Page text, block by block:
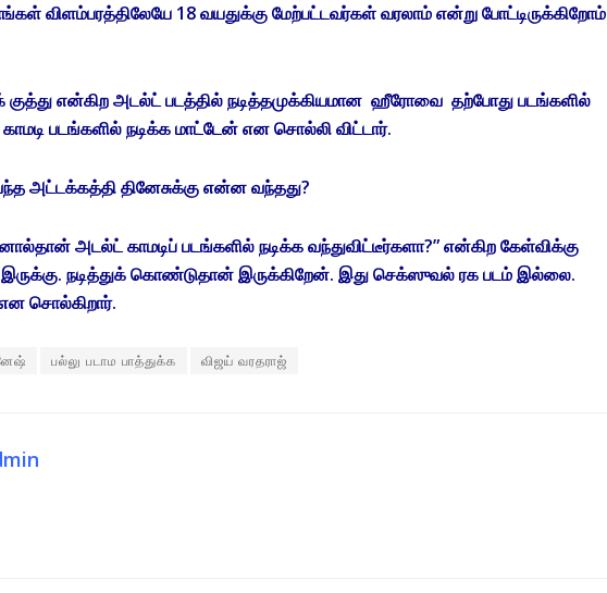
விளம்பரத்திலேயே 18 வயதுக்கு மேற்பட்டவர்கள் வரலாம் என்று போட்டிருக்கிறோம்
குத்து என்கிற அடல்ட் படத்தில் நடித்தமுக்கியமான ஹீரோவை தற்போது படங்களில்
படங்களில் நடிக்க மாட்டேன் என சொல்லி விட்டார்.
அட்டக்கத்தி தினேசுக்கு என்ன வந்தது?
அடல்ட் காமடிப் படங்களில் நடிக்க வந்துவிட்டீர்களா?” என்கிற கேள்விக்கு
நடித்துக் கொண்டுதான் இருக்கிறேன். இது செக்ஸுவல் ரக படம் இல்லை.
சொல்கிறார்.
பல்லு படாம பாத்துக்க விஜய் வரதராஜ்